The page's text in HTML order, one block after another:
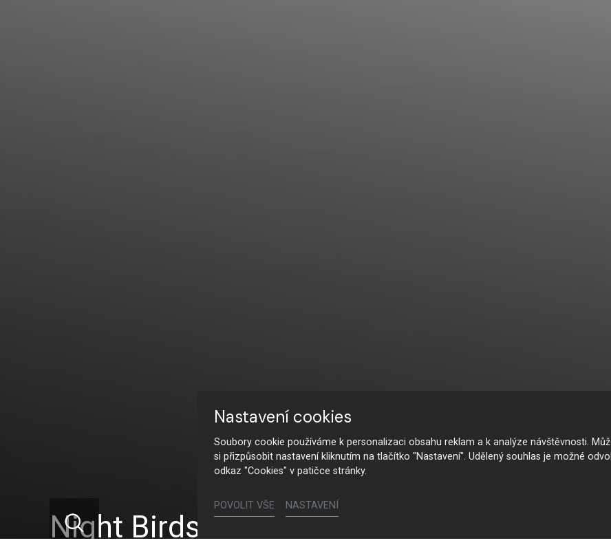
Night Birds
Nastavení cookies
Soubory cookie používáme k personalizaci obsahu reklam a k analýze návštěvnosti.
si přizpůsobit nastavení kliknutím na tlačítko "Nastavení". Udělený souhlas je možné
odkaz "Cookies" v patičce stránky.
POVOLIT VŠE NASTAVENÍ